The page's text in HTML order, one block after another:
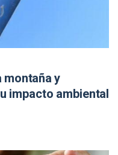
montaña y
impacto ambiental